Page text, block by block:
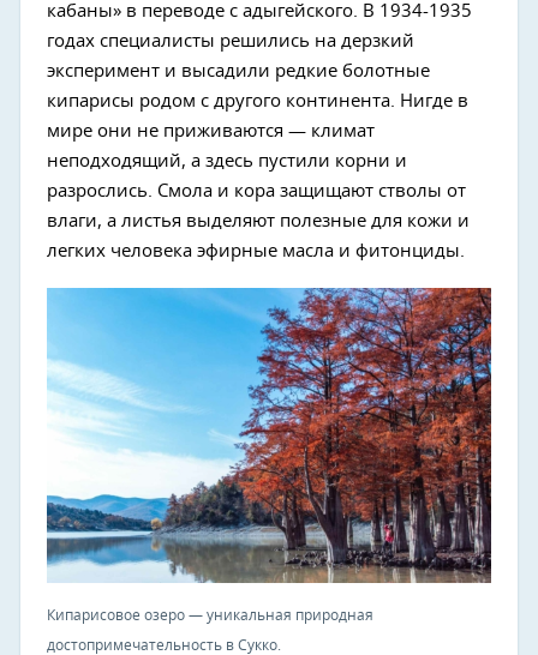
кабаны» в переводе с адыгейского. В 1934-1935
годах специалисты решились на дерзкий
эксперимент и высадили редкие болотные
кипарисы родом с другого континента. Нигде в
мире они не приживаются — климат
неподходящий, а здесь пустили корни и
разрослись. Смола и кора защищают стволы от
влаги, а листья выделяют полезные для кожи и
легких человека эфирные масла и фитонциды.
Кипарисовое озеро — уникальная природная
достопримечательность в Сукко.